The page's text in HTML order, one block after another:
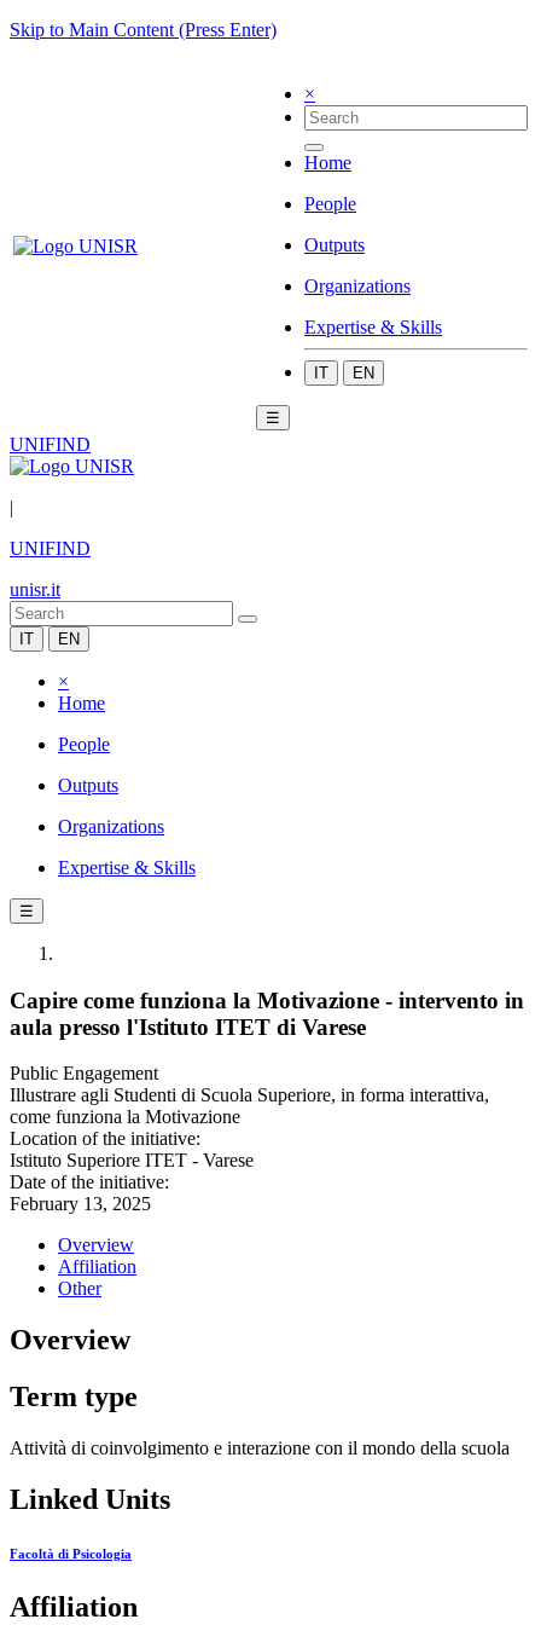
Skip to Main Content (Press Enter)
×
Home
People
Outputs
Organizations
Expertise & Skills
IT EN
☰
UNIFIND
|
UNIFIND
unisr.it
IT EN
×
Home
People
Outputs
Organizations
Expertise & Skills
☰
Capire come funziona la Motivazione - intervento in
aula presso l'Istituto ITET di Varese
Public Engagement
Illustrare agli Studenti di Scuola Superiore, in forma interattiva,
come funziona la Motivazione
Location of the initiative:
Istituto Superiore ITET - Varese
Date of the initiative:
February 13, 2025
Overview
Affiliation
Other
Overview
Term type
Attività di coinvolgimento e interazione con il mondo della scuola
Linked Units
Facoltà di Psicologia
Affiliation